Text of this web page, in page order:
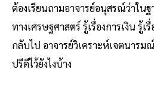
ต้องเรียนถามอาจารย์อนุสรณ์ว่าใน
ทางเศรษฐศาสตร์ รู้เรื่องการเงิน รู้เ
กลับไป อาจารย์วิเคราะห์เจตนารม
ปรีดีไว้ยังไงบ้าง